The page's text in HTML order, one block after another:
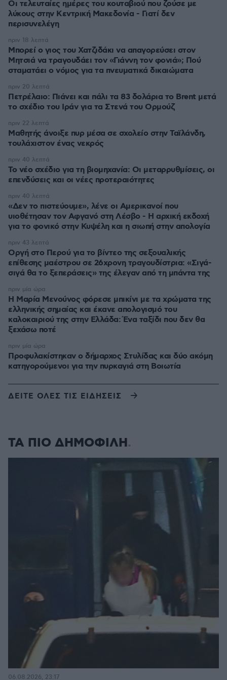
Οι τελευταίες ημέρες του κουταβιού που ζούσε με
λύκους στην Κεντρική Μακεδονία - Γιατί δεν
περισυνελέγη
Μπορεί ο γιος του Χατζιδάκι να απαγορεύσει στον
Μητσιά να τραγουδάει τον «Γιάννη τον φονιά»; Πού
σταματάει ο νόμος για τα πνευματικά δικαιώματα
πριν 18 λεπτά
Πετρέλαιο: Πιάνει και πάλι τα 83 δολάρια το Brent μετά
το σχέδιο του Ιράν για τα Στενά του Ορμούζ
πριν 20 λεπτά
Μαθητής άνοιξε πυρ μέσα σε σχολείο στην Ταϊλάνδη,
τουλάχιστον ένας νεκρός
πριν 22 λεπτά
Το νέο σχέδιο για τη βιομηχανία: Οι μεταρρυθμίσεις, οι
επενδύσεις και οι νέες προτεραιότητες
πριν 40 λεπτά
«Δεν το πιστεύουμε», λένε οι Αμερικανοί που
υιοθέτησαν τον Αφγανό στη Λέσβο - Η αρχική εκδοχή
για το φονικό στην Κυψέλη και η σιωπή στην απολογία
πριν 40 λεπτά
Οργή στο Περού για το βίντεο της σεξουαλικής
επίθεσης μαέστρου σε 26χρονη τραγουδίστρια: «Σιγά-
σιγά θα το ξεπεράσεις» της έλεγαν από τη μπάντα της
πριν 43 λεπτά
Η Μαρία Μενούνος φόρεσε μπικίνι με τα χρώματα της
ελληνικής σημαίας και έκανε απολογισμό του
καλοκαιριού της στην Ελλάδα: Ένα ταξίδι που δεν θα
ξεχάσω ποτέ
πριν μία ώρα
Προφυλακίστηκαν ο δήμαρχος Στυλίδας και δύο ακόμη
κατηγορούμενοι για την πυρκαγιά στη Βοιωτία
πριν μία ώρα
ΔΕΙΤΕ ΟΛΕΣ ΤΙΣ ΕΙΔΗΣΕΙΣ
ΤΑ ΠΙΟ ΔΗΜΟΦΙΛΗ
06.08.2026, 23:17